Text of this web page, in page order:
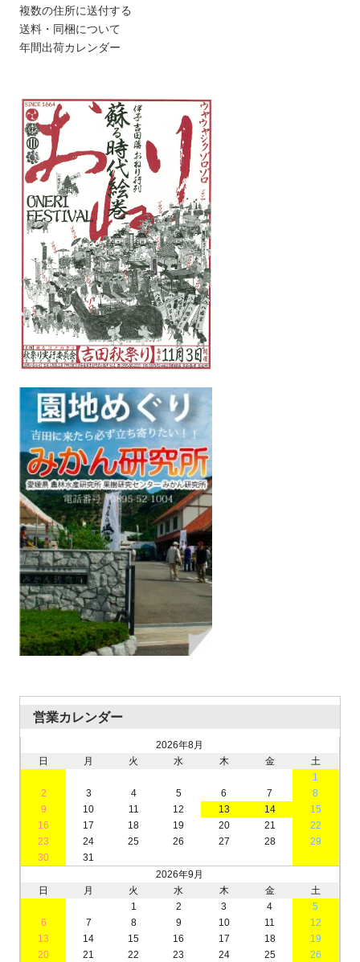
複数の住所に送付する
送料・同梱について
年間出荷カレンダー
営業カレンダー
2026年8月
日
月 火 水 木 金
土
1
2
3 4 5 6 7
8
9
10 11 12 13 14
15
16
17 18 19 20 21
22
23
24 25 26 27 28
29
30
31
2026年9月
日
月 火 水 木 金
土
1
2 3 4
5
6
7 8 9 10 11
12
13
14 15 16 17 18
19
20
21 22 23 24 25
26